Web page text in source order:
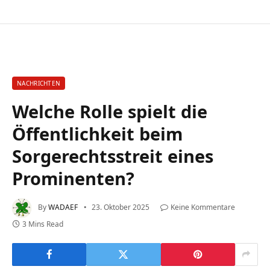
NACHRICHTEN
Welche Rolle spielt die
Öffentlichkeit beim
Sorgerechtsstreit eines
Prominenten?
ByWADAEF 23. Oktober 2025
Keine Kommentare
3 Mins Read